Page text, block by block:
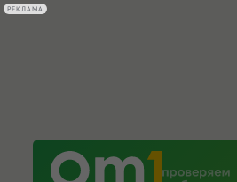
РЕКЛАМА